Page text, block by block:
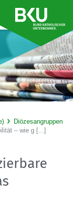
Diözesangruppen
– wie g [...]